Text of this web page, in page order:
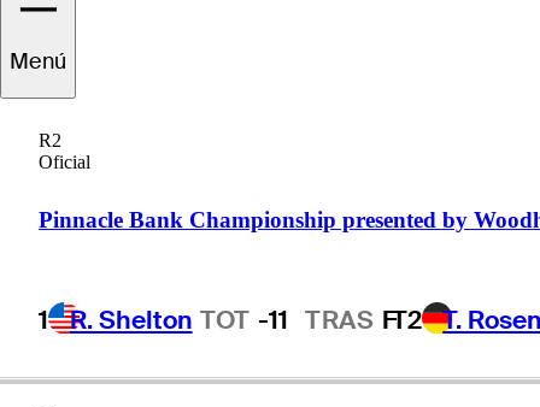
Menú
R2
Oficial
Pinnacle Bank Championship presented by
1 R. Shelton TOT -11 TRAS FT2 T.
Miguel Angel
ARGENTINA